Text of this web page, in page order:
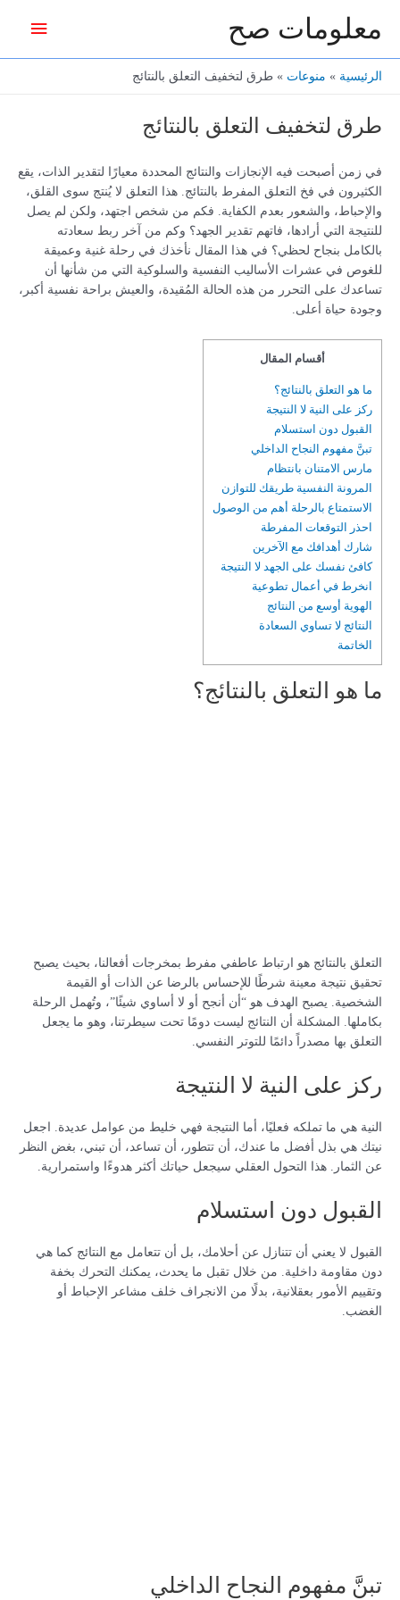
معلومات صح
الرئيسية منوعات طرق لتخفيف التعلق بالنتائج
طرق لتخفيف التعلق بالنتائج
في زمن أصبحت فيه الإنجازات والنتائج المحددة معيارًا لتقدير الذات، يقع
الكثيرون في فخ التعلق المفرط بالنتائج. هذا التعلق لا يُنتج سوى القلق،
والإحباط، والشعور بعدم الكفاية. فكم من شخص اجتهد، ولكن لم يصل
للنتيجة التي أرادها، فاتهم تقدير الجهد؟ وكم من آخر ربط سعادته
بالكامل بنجاح لحظي؟ في هذا المقال نأخذك في رحلة غنية وعميقة
للغوص في عشرات الأساليب النفسية والسلوكية التي من شأنها أن
تساعدك على التحرر من هذه الحالة المُقيدة، والعيش براحة نفسية أكبر،
وجودة حياة أعلى.
أقسام المقال
ما هو التعلق بالنتائج؟
ركز على النية لا النتيجة
القبول دون استسلام
تبنَّ مفهوم النجاح الداخلي
مارس الامتنان بانتظام
المرونة النفسية طريقك للتوازن
الاستمتاع بالرحلة أهم من الوصول
احذر التوقعات المفرطة
شارك أهدافك مع الآخرين
كافئ نفسك على الجهد لا النتيجة
انخرط في أعمال تطوعية
الهوية أوسع من النتائج
النتائج لا تساوي السعادة
الخاتمة
ما هو التعلق بالنتائج؟
التعلق بالنتائج هو ارتباط عاطفي مفرط بمخرجات أفعالنا، بحيث يصبح
تحقيق نتيجة معينة شرطًا للإحساس بالرضا عن الذات أو القيمة
الشخصية. يصبح الهدف هو “أن أنجح أو لا أساوي شيئًا”، وتُهمل الرحلة
بكاملها. المشكلة أن النتائج ليست دومًا تحت سيطرتنا، وهو ما يجعل
التعلق بها مصدراً دائمًا للتوتر النفسي.
ركز على النية لا النتيجة
النية هي ما تملكه فعليًا، أما النتيجة فهي خليط من عوامل عديدة. اجعل
نيتك هي بذل أفضل ما عندك، أن تتطور، أن تساعد، أن تبني، بغض النظر
عن الثمار. هذا التحول العقلي سيجعل حياتك أكثر هدوءًا واستمرارية.
القبول دون استسلام
القبول لا يعني أن تتنازل عن أحلامك، بل أن تتعامل مع النتائج كما هي
دون مقاومة داخلية. من خلال تقبل ما يحدث، يمكنك التحرك بخفة
وتقييم الأمور بعقلانية، بدلًا من الانجراف خلف مشاعر الإحباط أو
الغضب.
تبنَّ مفهوم النجاح الداخلي